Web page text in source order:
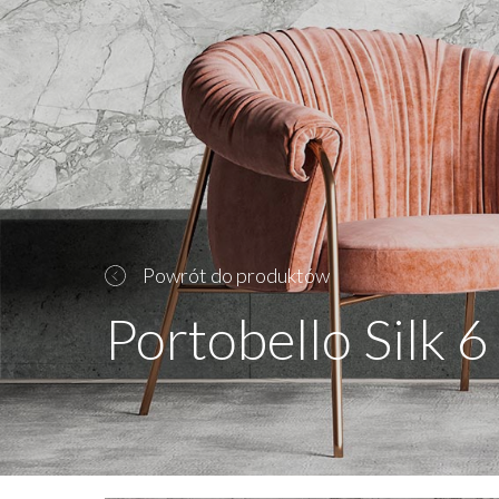
Powrót do produktów
Portobello Silk